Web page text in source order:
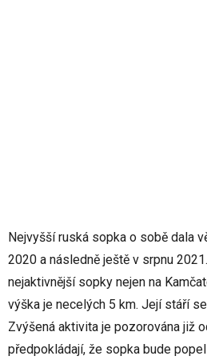
Nejvyšší ruská sopka o sobě dala
2020 a následně ještě v srpnu
nejaktivnější sopky nejen na
výška je necelých 5 km. Její stáří
Zvýšená aktivita je pozorována již
předpokládají, že sopka bude